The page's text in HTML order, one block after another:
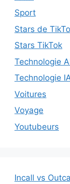
Sport
Stars de
Stars TikTok
Technologie
Technologie
Voitures
Voyage
Youtubeurs
Incall vs